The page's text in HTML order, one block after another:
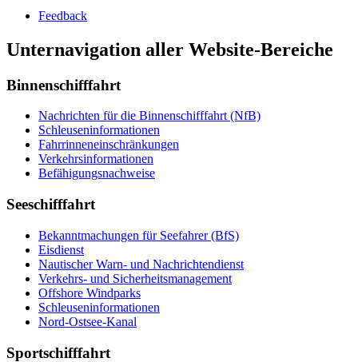
Feedback
Unternavigation aller Website-Bereiche
Binnenschifffahrt
Nachrichten für die Binnenschifffahrt (NfB)
Schleuseninformationen
Fahrrinneneinschränkungen
Verkehrsinformationen
Befähigungsnachweise
Seeschifffahrt
Bekanntmachungen für Seefahrer (BfS)
Eisdienst
Nautischer Warn- und Nachrichtendienst
Verkehrs- und Sicherheitsmanagement
Offshore Windparks
Schleuseninformationen
Nord-Ostsee-Kanal
Sportschifffahrt